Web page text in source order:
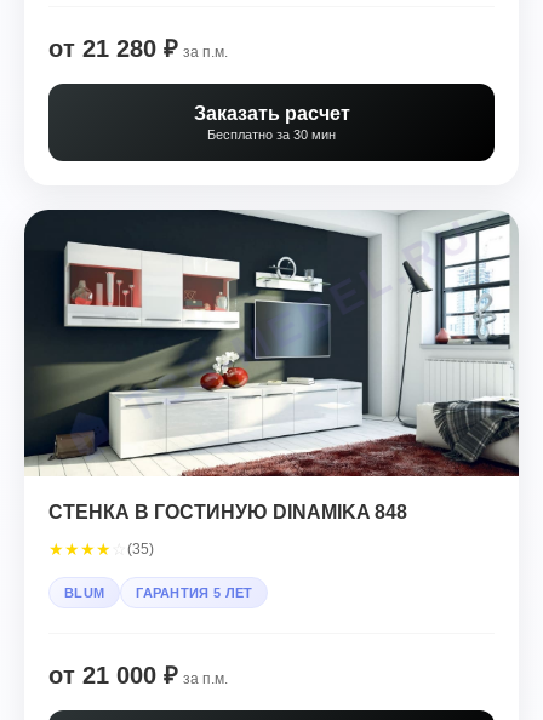
от 21 280 ₽ за п.м.
Заказать расчет
Бесплатно за 30 мин
СТЕНКА В ГОСТИНУЮ DINAMIKA 848
★★★★ (35)
BLUM ГАРАНТИЯ 5 ЛЕТ
от 21 000 ₽ за п.м.